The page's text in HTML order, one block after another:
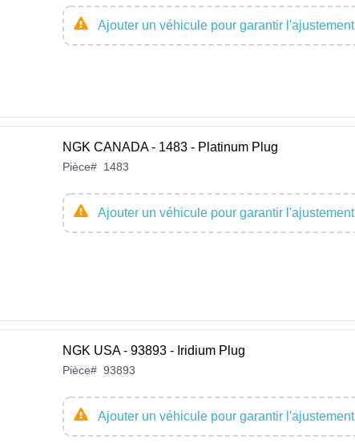
Ajouter un véhicule pour garantir l'ajustement
NGK CANADA - 1483 - Platinum Plug
Pièce# 1483
Ajouter un véhicule pour garantir l'ajustement
NGK USA - 93893 - Iridium Plug
Pièce# 93893
Ajouter un véhicule pour garantir l'ajustement